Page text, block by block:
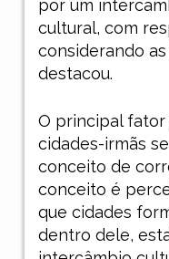
por um
cultural, com
considerando
destacou.
O principal fator
cidades-irmãs
conceito de
conceito é
que cidades
dentro dele,